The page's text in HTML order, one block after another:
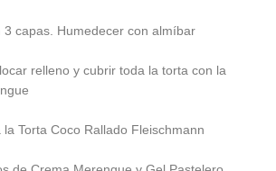
3 capas. Humedecer con almíbar
relleno y cubrir toda la torta con la
Torta Coco Rallado Fleischmann